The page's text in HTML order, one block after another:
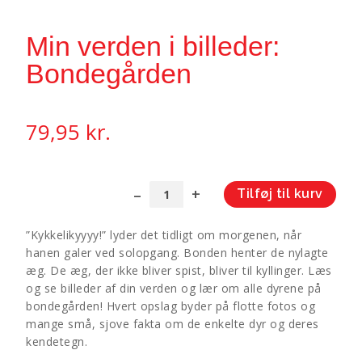
Min verden i billeder:
Bondegården
79,95 kr.
Min
i
billeder:
Bondegården
antal
Tilføj til kurv
A
”Kykkelikyyyy!” lyder det tidligt om morgenen, når
hanen galer ved solopgang. Bonden henter de nylagte
æg. De æg, der ikke bliver spist, bliver til kyllinger. Læs
og se billeder af din verden og lær om alle dyrene på
bondegården! Hvert opslag byder på flotte fotos og
mange små, sjove fakta om de enkelte dyr og deres
kendetegn.